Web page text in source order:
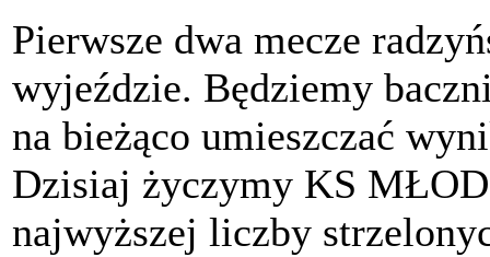
Pierwsze dwa mecze
wyjeździe. Będziemy
na bieżąco umieszczać
Dzisiaj życzymy KS
najwyższej liczby